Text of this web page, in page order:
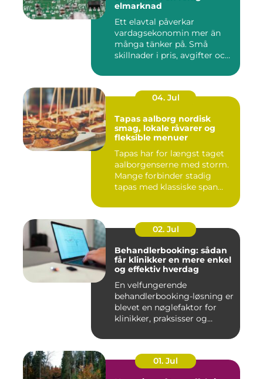
elmarknad
Ett elavtal påverkar
vardagsekonomin mer än
många tänker på. Små
skillnader i pris, avgifter och
04. Jul
Tapas aalborg nordisk
smag, lokale råvarer og
fleksible menuer
Tapas har for længst taget
aalborgenserne med storm.
Mange forbinder stadig
tapas med klassiske span...
02. Jul
Behandlerbooking: sådan
får klinikker en mere enkel
og effektiv hverdag
En velfungerende
behandlerbooking-løsning er
blevet en nøglefaktor for
klinikker, praksisser og
01. Jul